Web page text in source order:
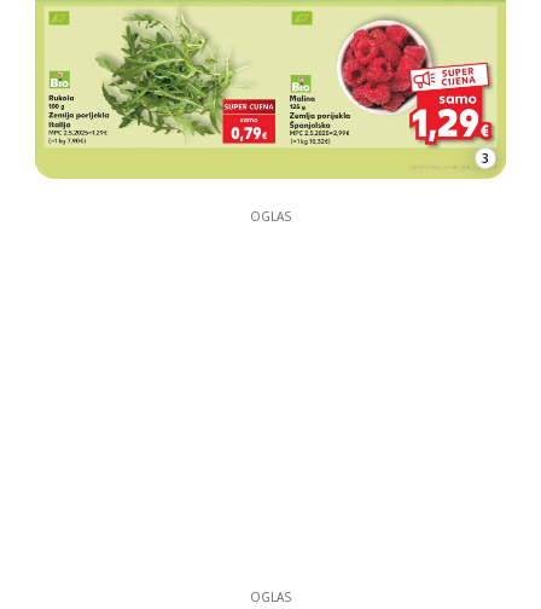
3
OGLAS
OGLAS